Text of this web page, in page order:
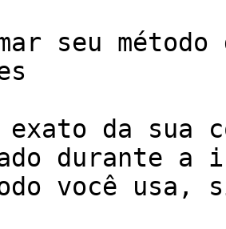
seu método
exato da sua
durante a
você usa,